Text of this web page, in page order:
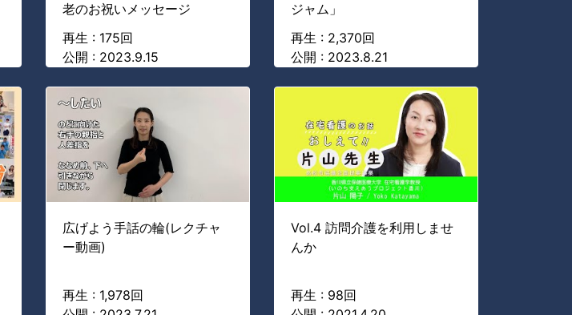
老のお祝いメッセージ
再生 : 175回
公開 : 2023.9.15
ジャム」
再生 : 2,370回
公開 : 2023.8.21
広げよう手話の輪(レクチャ
ー動画)
再生 : 1,978回
Vol.4 訪問介護を利用しませ
んか
再生 : 98回